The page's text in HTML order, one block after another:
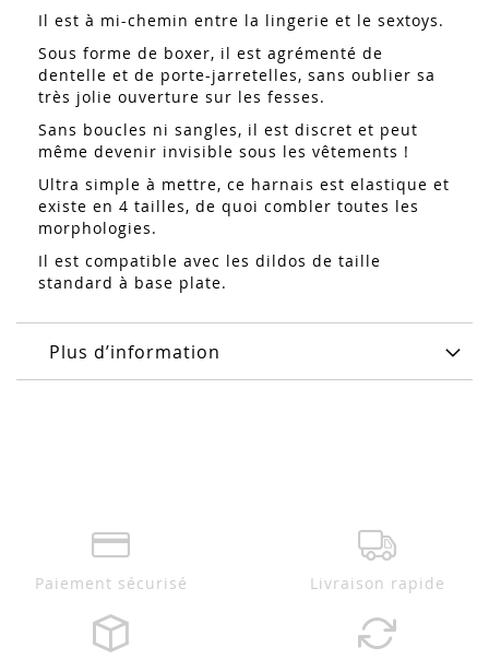
Il est à mi-chemin entre la lingerie et le sextoys.
Sous forme de boxer, il est agrémenté de
dentelle et de porte-jarretelles, sans oublier sa
très jolie ouverture sur les fesses.
Sans boucles ni sangles, il est discret et peut
même devenir invisible sous les vêtements !
Ultra simple à mettre, ce harnais est elastique et
existe en 4 tailles, de quoi combler toutes les
morphologies.
Il est compatible avec les dildos de taille
standard à base plate.
Plus d’information
Paiement sécurisé Livraison rapide